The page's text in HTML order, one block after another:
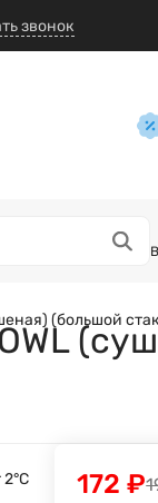
звонок
(большой
172 ₽